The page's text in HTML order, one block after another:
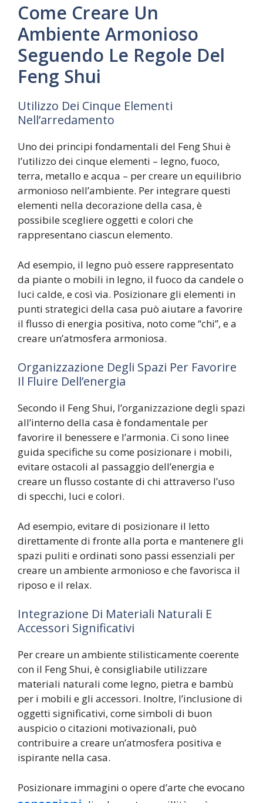
Come Creare Un
Ambiente Armonioso
Seguendo Le Regole Del
Feng Shui
Utilizzo Dei Cinque Elementi
Nell’arredamento
Uno dei principi fondamentali del Feng Shui è
l’utilizzo dei cinque elementi – legno, fuoco,
terra, metallo e acqua – per creare un equilibrio
armonioso nell’ambiente. Per integrare questi
elementi nella decorazione della casa, è
possibile scegliere oggetti e colori che
rappresentano ciascun elemento.
Ad esempio, il legno può essere rappresentato
da piante o mobili in legno, il fuoco da candele o
luci calde, e così via. Posizionare gli elementi in
punti strategici della casa può aiutare a favorire
il flusso di energia positiva, noto come “chi”, e a
creare un’atmosfera armoniosa.
Organizzazione Degli Spazi Per Favorire
Il Fluire Dell’energia
Secondo il Feng Shui, l’organizzazione degli spazi
all’interno della casa è fondamentale per
favorire il benessere e l’armonia. Ci sono linee
guida specifiche su come posizionare i mobili,
evitare ostacoli al passaggio dell’energia e
creare un flusso costante di chi attraverso l’uso
di specchi, luci e colori.
Ad esempio, evitare di posizionare il letto
direttamente di fronte alla porta e mantenere gli
spazi puliti e ordinati sono passi essenziali per
creare un ambiente armonioso e che favorisca il
riposo e il relax.
Integrazione Di Materiali Naturali E
Accessori Significativi
Per creare un ambiente stilisticamente coerente
con il Feng Shui, è consigliabile utilizzare
materiali naturali come legno, pietra e bambù
per i mobili e gli accessori. Inoltre, l’inclusione di
oggetti significativi, come simboli di buon
auspicio o citazioni motivazionali, può
contribuire a creare un’atmosfera positiva e
ispirante nella casa.
Posizionare immagini o opere d’arte che evocano